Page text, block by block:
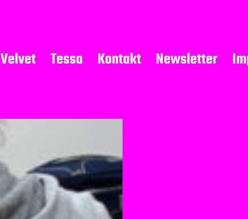
Velvet Tessa Kontakt Newsletter